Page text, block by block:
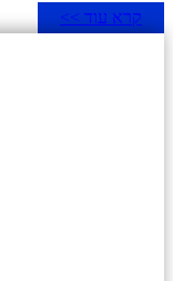
קרא עוד >>